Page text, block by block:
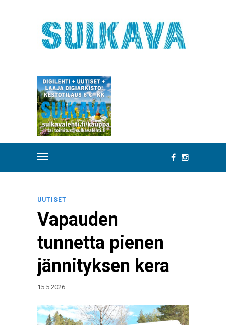
UUTISET
Vapauden
tunnetta pienen
jännityksen kera
15.5.2026